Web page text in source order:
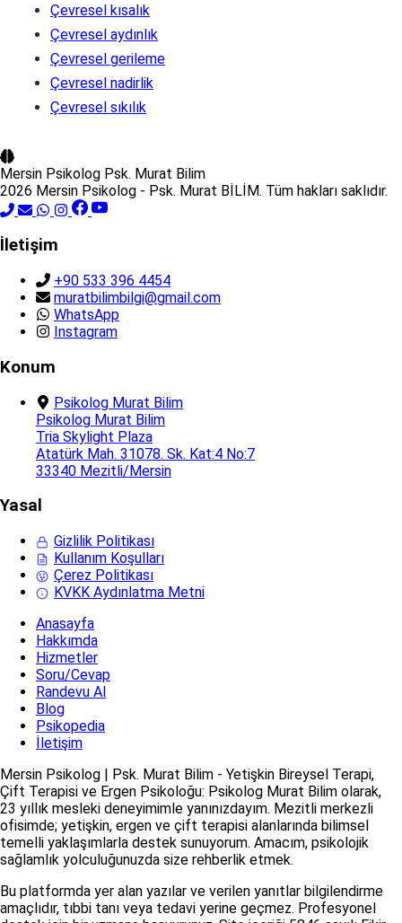
Çevresel kısalık
Çevresel aydınlık
Çevresel gerileme
Çevresel nadirlik
Çevresel sıkılık
Mersin Psikolog Psk. Murat Bilim
2026 Mersin Psikolog - Psk. Murat BİLİM. Tüm hakları saklıdır.
İletişim
+90 533 396 4454
muratbilimbilgi@gmail.com
WhatsApp
Instagram
Konum
Psikolog Murat Bilim
Psikolog Murat Bilim
Tria Skylight Plaza
Atatürk Mah. 31078. Sk. Kat:4 No:7
33340 Mezitli/Mersin
Yasal
Gizlilik Politikası
Kullanım Koşulları
Çerez Politikası
KVKK Aydınlatma Metni
Anasayfa
Hakkımda
Hizmetler
Soru/Cevap
Randevu Al
Blog
Psikopedia
İletişim
Mersin Psikolog | Psk. Murat Bilim - Yetişkin Bireysel Terapi,
Çift Terapisi ve Ergen Psikoloğu: Psikolog Murat Bilim olarak,
23 yıllık mesleki deneyimimle yanınızdayım. Mezitli merkezli
ofisimde; yetişkin, ergen ve çift terapisi alanlarında bilimsel
temelli yaklaşımlarla destek sunuyorum. Amacım, psikolojik
sağlamlık yolculuğunuzda size rehberlik etmek.
Bu platformda yer alan yazılar ve verilen yanıtlar bilgilendirme
amaçlıdır, tıbbi tanı veya tedavi yerine geçmez. Profesyonel